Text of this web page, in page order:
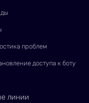
проблем
доступа к боту
линии